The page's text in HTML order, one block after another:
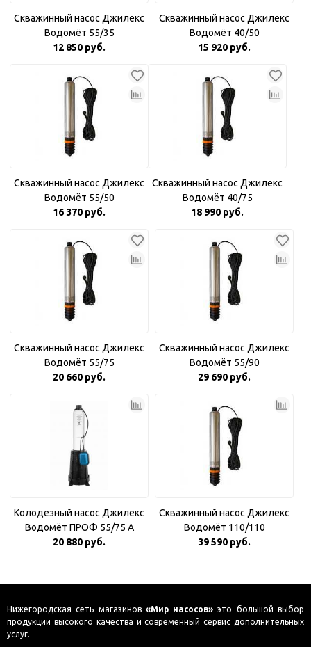
Скважинный насос Джилекс
Водомёт 55/35
12 850 руб.
Скважинный насос Джилекс
Водомёт 40/50
15 920 руб.
Скважинный насос Джилекс
Водомёт 55/50
16 370 руб.
Скважинный насос Джилекс
Водомёт 40/75
18 990 руб.
Скважинный насос Джилекс
Водомёт 55/75
20 660 руб.
Скважинный насос Джилекс
Водомёт 55/90
29 690 руб.
Колодезный насос Джилекс
Водомёт ПРОФ 55/75 A
20 880 руб.
Скважинный насос Джилекс
Водомёт 110/110
39 590 руб.
Нижегородская сеть магазинов «Мир насосов» это большой выбор
продукции высокого качества и современный сервис дополнительных
услуг.